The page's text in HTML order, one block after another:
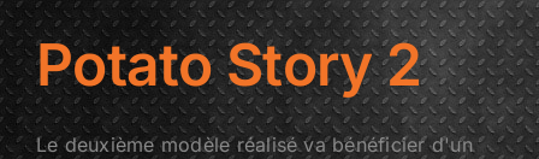
Potato Story 2
Le deuxième modèle réalisé va bénéficier d'un